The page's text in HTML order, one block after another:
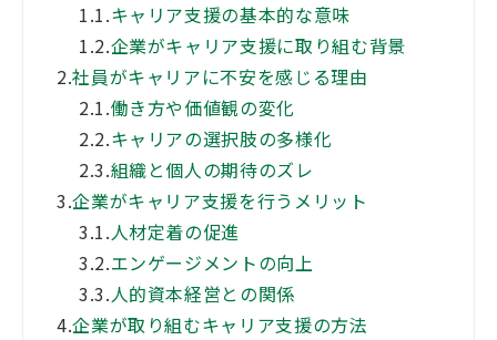
1.1.キャリア支援の基本的な意味
1.2.企業がキャリア支援に取り組む背景
2.社員がキャリアに不安を感じる理由
2.1.働き方や価値観の変化
2.2.キャリアの選択肢の多様化
2.3.組織と個人の期待のズレ
3.企業がキャリア支援を行うメリット
3.1.人材定着の促進
3.2.エンゲージメントの向上
3.3.人的資本経営との関係
4.企業が取り組むキャリア支援の方法